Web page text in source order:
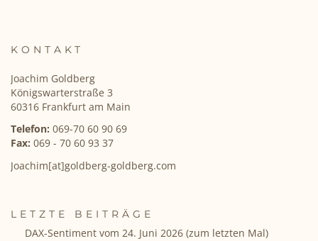
KONTAKT
Joachim Goldberg
Königswarterstraße 3
60316 Frankfurt am Main
Telefon: 069-70 60 90 69
Fax: 069 - 70 60 93 37
Joachim[at]goldberg-goldberg.com
LETZTE BEITRÄGE
DAX-Sentiment vom 24. Juni 2026 (zum letzten Mal)